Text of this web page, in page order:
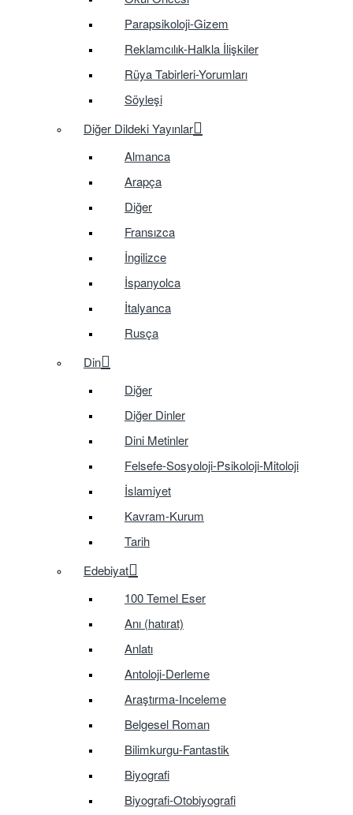
Parapsikoloji-Gizem
Reklamcılık-Halkla İlişkiler
Rüya Tabirleri-Yorumları
Söyleşi
Diğer Dildeki Yayınlar
Almanca
Arapça
Diğer
Fransızca
İngilizce
İspanyolca
İtalyanca
Rusça
Din
Diğer
Diğer Dinler
Dini Metinler
Felsefe-Sosyoloji-Psikoloji-Mitoloji
İslamiyet
Kavram-Kurum
Tarih
Edebiyat
100 Temel Eser
Anı (hatırat)
Anlatı
Antoloji-Derleme
Araştırma-Inceleme
Belgesel Roman
Bilimkurgu-Fantastik
Biyografi
Biyografi-Otobiyografi